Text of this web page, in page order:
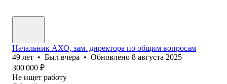
Начальник АХО, зам. директора по общим вопросам
49 лет • Был вчера • Обновлено 8 августа 2025
300 000 ₽
Не ищет работу